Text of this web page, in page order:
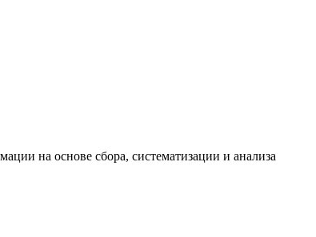
на основе сбора, систематизации и анализа